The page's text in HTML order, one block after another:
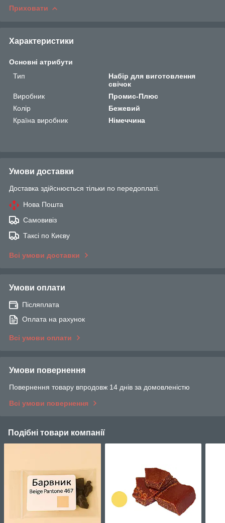
Приховати
Характеристики
Основні атрибути
Тип
Набір для виготовлення
свічок
Виробник
Промис-Плюс
Колір
Бежевий
Країна виробник
Німеччина
Умови доставки
Доставка здійснюється тільки по передоплаті.
Нова Пошта
Самовивіз
Таксі по Києву
Всі умови доставки
Умови оплати
Післяплата
Оплата на рахунок
Всі умови оплати
Умови повернення
Повернення товару впродовж 14 днів за домовленістю
Всі умови повернення
Подібні товари компанії